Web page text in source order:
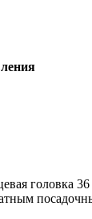
головка